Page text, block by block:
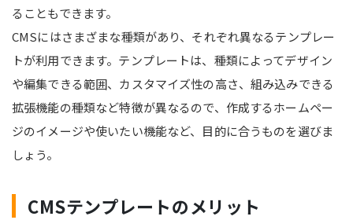
ることもできます。
CMSにはさまざまな種類があり、それぞれ異なるテンプレー
トが利用できます。テンプレートは、種類によってデザイン
や編集できる範囲、カスタマイズ性の高さ、組み込みできる
拡張機能の種類など特徴が異なるので、作成するホームペー
ジのイメージや使いたい機能など、目的に合うものを選びま
しょう。
CMSテンプレートのメリット